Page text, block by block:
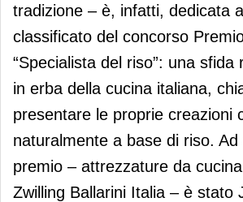
tradizione – è, infatti, dedicata
classificato del concorso
“Specialista del riso”: una sfida
in erba della cucina italiana,
presentare le proprie creazioni
naturalmente a base di riso. Ad
premio – attrezzature da
Zwilling Ballarini Italia – è stato